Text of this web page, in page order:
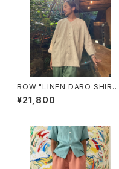
BOW "LINEN DABO SHIRT"
(BEIGE)
¥21,800